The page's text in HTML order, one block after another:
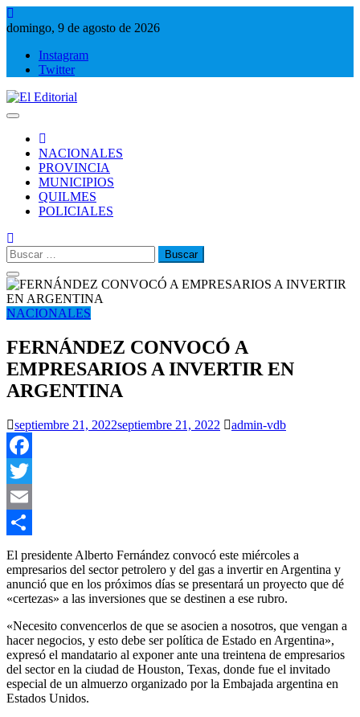
Saltar
al
domingo, 9 de agosto de 2026
Instagram
Twitter
NACIONALES
PROVINCIA
MUNICIPIOS
QUILMES
POLICIALES
Buscar:
NACIONALES
FERNÁNDEZ CONVOCÓ A
EMPRESARIOS A INVERTIR EN
ARGENTINA
septiembre 21, 2022septiembre 21, 2022 admin-vdb
Facebook
Twitter
Email
Compartir
El presidente Alberto Fernández convocó este miércoles a
empresarios del sector petrolero y del gas a invertir en Argentina y
anunció que en los próximos días se presentará un proyecto que dé
«certezas» a las inversiones que se destinen a ese rubro.
«Necesito convencerlos de que se asocien a nosotros, que vengan a
hacer negocios, y esto debe ser política de Estado en Argentina»,
expresó el mandatario al exponer ante una treintena de empresarios
del sector en la ciudad de Houston, Texas, donde fue el invitado
especial de un almuerzo organizado por la Embajada argentina en
Estados Unidos.